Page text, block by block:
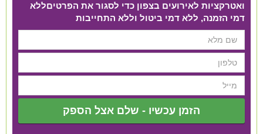
ואטרקציות לאירועים בצפון כדי לסגור את הפרטים​ ללא
דמי הזמנה, ללא דמי ביטול וללא התחייבות
הזמן עכשיו - שלם אצל הספק